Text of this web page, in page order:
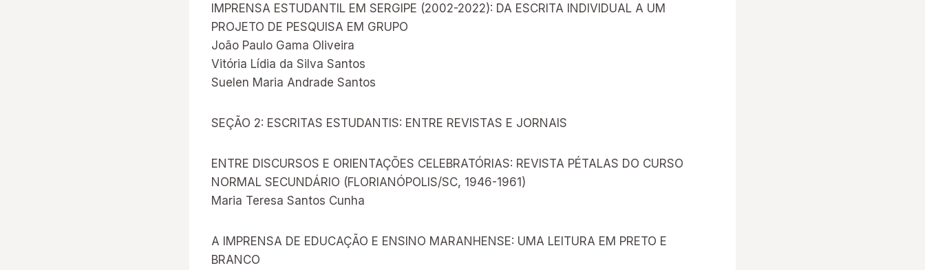
IMPRENSA ESTUDANTIL EM SERGIPE (2002-2022): DA ESCRITA INDIVIDUAL A UM
PROJETO DE PESQUISA EM GRUPO
João Paulo Gama Oliveira
Vitória Lídia da Silva Santos
Suelen Maria Andrade Santos
SEÇÃO 2: ESCRITAS ESTUDANTIS: ENTRE REVISTAS E JORNAIS
ENTRE DISCURSOS E ORIENTAÇÕES CELEBRATÓRIAS: REVISTA PÉTALAS DO CURSO
NORMAL SECUNDÁRIO (FLORIANÓPOLIS/SC, 1946-1961)
Maria Teresa Santos Cunha
A IMPRENSA DE EDUCAÇÃO E ENSINO MARANHENSE: UMA LEITURA EM PRETO E
BRANCO